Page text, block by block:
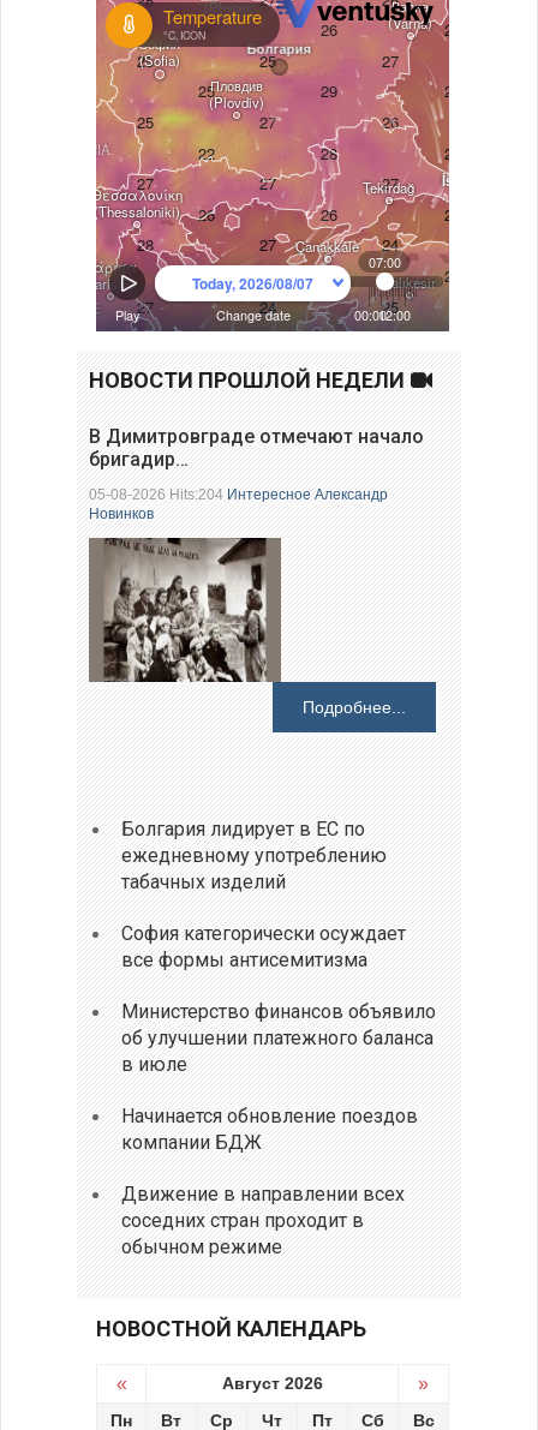
НОВОСТИ ПРОШЛОЙ НЕДЕЛИ
В Димитровграде отмечают начало
бригадир…
05-08-2026 Hits:204Интересное Александр
Новинков
Подробнее...
Болгария лидирует в ЕС по
ежедневному употреблению
табачных изделий
София категорически осуждает
все формы антисемитизма
Министерство финансов объявило
об улучшении платежного баланса
в июле
Начинается обновление поездов
компании БДЖ
Движение в направлении всех
соседних стран проходит в
обычном режиме
НОВОСТНОЙ КАЛЕНДАРЬ
« Август 2026 »
Пн Вт Ср Чт Пт Сб Вс